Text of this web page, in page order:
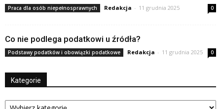
Praca dla osób niepełnosprawnych Redakcja - 11 grudnia 2025 0
Co nie podlega podatkowi u źródła?
Podstawy podatków i obowiązki podatkowe Redakcja - 11 grudnia 2025 0
Kategorie
Kategorie